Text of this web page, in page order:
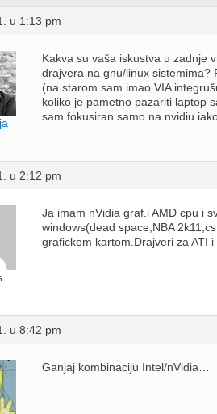
u 1:13 pm
Kakva su vaša iskustva u zadnje
drajvera na gnu/linux sistemima?
(na starom sam imao VIA
koliko je pametno pazariti laptop
sam fokusiran samo na nvidiu
u 2:12 pm
Ja imam nVidia graf.i AMD cpu i
windows(dead space,NBA
grafickom kartom.Drajveri za ATI
u 8:42 pm
Ganjaj kombinaciju Intel/nVidia…